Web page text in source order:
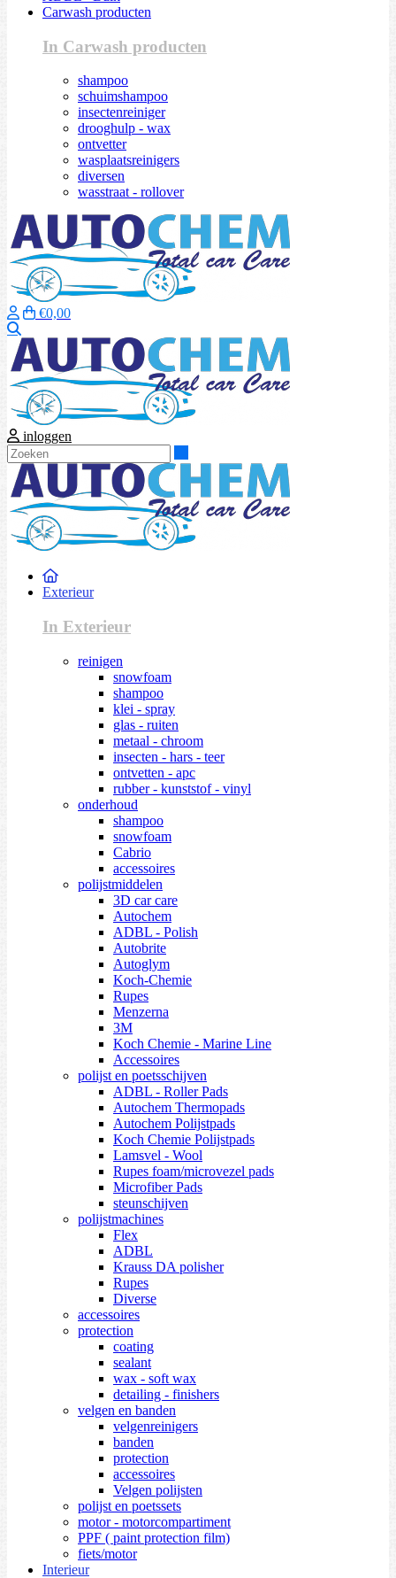
Carwash producten
In Carwash producten
shampoo
schuimshampoo
insectenreiniger
drooghulp - wax
ontvetter
wasplaatsreinigers
diversen
wasstraat - rollover
€0,00
inloggen
Exterieur
In Exterieur
reinigen
snowfoam
shampoo
klei - spray
glas - ruiten
metaal - chroom
insecten - hars - teer
ontvetten - apc
rubber - kunststof - vinyl
onderhoud
shampoo
snowfoam
Cabrio
accessoires
polijstmiddelen
3D car care
Autochem
ADBL - Polish
Autobrite
Autoglym
Koch-Chemie
Rupes
Menzerna
3M
Koch Chemie - Marine Line
Accessoires
polijst en poetsschijven
ADBL - Roller Pads
Autochem Thermopads
Autochem Polijstpads
Koch Chemie Polijstpads
Lamsvel - Wool
Rupes foam/microvezel pads
Microfiber Pads
steunschijven
polijstmachines
Flex
ADBL
Krauss DA polisher
Rupes
Diverse
accessoires
protection
coating
sealant
wax - soft wax
detailing - finishers
velgen en banden
velgenreinigers
banden
protection
accessoires
Velgen polijsten
polijst en poetssets
motor - motorcompartiment
PPF ( paint protection film)
fiets/motor
Interieur